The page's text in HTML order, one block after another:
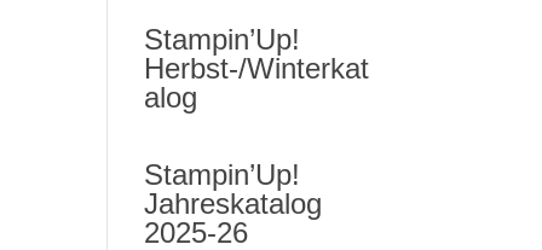
Stampin’Up!
Herbst-/Winterkat
alog
Stampin’Up!
Jahreskatalog
2025-26